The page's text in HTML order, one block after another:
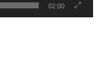
02:00